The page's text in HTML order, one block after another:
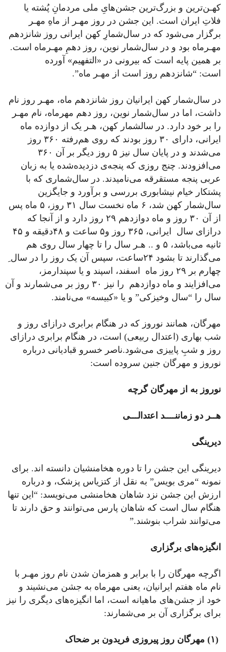
کهـن‌ترین و بزرگ‌ترین جشن‌هایِ‌ ملی مردمانِ پُشته یا
فلاتِ ایران است. این جشن در روز مهـر از ماهِ مهـر
برگزار می‌شود که در سال‌شمارِ کهن ایرانی روز شانزدهم
مهـر‌ماه بود و در سال‌شمار نوین، روز دهمِ مهـر‌ماه است.
بر همین پایه ‌است که بیرونی در «التفهیم» آورده
است: “شانزدهم روز است از مهـر ماه”.
در سال‌شمار کهن ایرانیان روز شانزدهم ماه، مهـر روز نام
داشت، اما در سال‌شمار نوین، روز دهم مهرماه، نام مهـر
را بر خود دارد. در سالشمار کهن، هـر یک از دوازده ماه
ایرانی، دارای ۳۰ روز بودند که روی هم‌رفته ۳۶۰ روز
می‌شدند و در پایان سال نیز ۵ روز دیگر بر ‌آن ۳۶۰
می‌افزودند. چنج روزی که پنجه‌ی دزدیده‌شده یا به زبان
عربی پنجه مستقرقه می‌نامیدند. در سال‌شماری که با
پشتکار خیام نیشابوری بررسی و برآورد و جایگزین
سال‌شمار کهن شد، ۶ ماه نخست سال ۳۱ روز، ۵ ماه پس
از آن ۳۰ روز و ماه دوازدهم ۲۹ روز دارد و از آنجا که
درازای سال ایرانی، ۳۶۵ روز و۵ ساعت و ۴٨دقیقه و ۴۵
ثانیه می‌باشد، ۵ و .. هـر سال را تا چهار سال روی هم
می‌گذارند تا بشود ٢۴ساعت، سپس آن یک روز را در سال ِ
چهارم بر ٢٩ روز ماه اسفند، اسپند و یا سپندارمز،
می‌افزایند و ماه دوازدهم را نیز ۳۰ روز بر می‌شمارند و آن
سال را “سال وخیزکی” و یا «کبیسه» می‌نامند.
مهرگان، همانند نوروز که در هنگام برابری درازای روز و
شب بهاری (اعتدال ربیعی) است، در هنگام برابری درازای
روز و شبِ پاییزی می‌شود.ناصر خسرو قبادیانی درباره
نوروز و مهرگان جنین سروده است:
نوروز به از مهرگان گرچه
هــر دو زماننــــد اعتدالـــی
دیرینگی
دیرینگی این جشن را تا دوره هخامنشیان دانسته اند. برای
نمونه “مری بویس” به نقل از کتزیاس پزشک، و درباره
ارزش این جشن نزد شاهان هخامنشی می‌نویسد: “این تنها
هنگام سال است که شاهان پارس می‌توانند و حق دارند تا
می‌توانند شراب بنوشند.”
انگیزه‌های برگزاری
اگر‌چه مهرگان را با برابر و همزمان شدن نام روز مهـر با
نام ماه هفتم ایرانیان، یعنی مهر‌ماه به جشن می‌نشیند و
خود از جشن‌های ماهیانه است، اما انگیزه‌های دیگری را نیز
برای برگزاری آن بر می‌شمارند:
(۱) مهرگان روز پیروزی فریدون بر ضحاک